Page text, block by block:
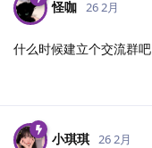
怪咖 26 2月
什么时候建立个交流群吧
小琪琪 26 2月